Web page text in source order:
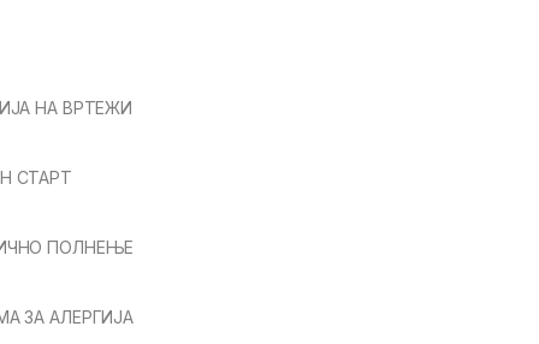
НА ВРТЕЖИ
СТАРТ
ПОЛНЕЊЕ
ЗА АЛЕРГИЈА